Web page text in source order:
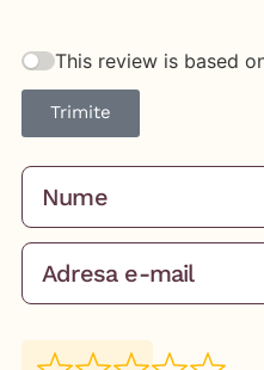
This review is based
Trimite